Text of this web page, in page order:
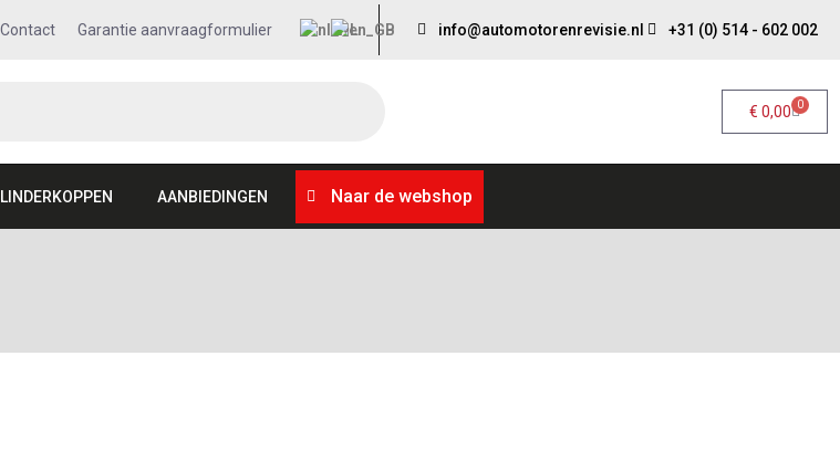
Contact Garantie aanvraagformulier info@automotorenrevisie.nl +31 (0) 514 - 602 002
€ 0,00 0
AANBIEDINGEN Naar de webshop